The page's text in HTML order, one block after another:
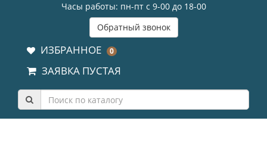
Часы работы: пн-пт с 9-00 до 18-00
Обратный звонок
ИЗБРАННОЕ 0
ЗАЯВКА ПУСТАЯ